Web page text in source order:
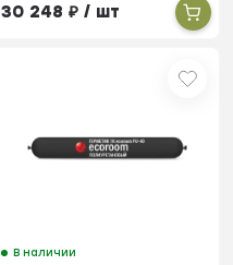
30 248₽ / шт
В наличии